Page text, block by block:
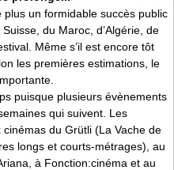
plus un formidable succès public
du Maroc, d’Algérie, de
Même s’il est encore tôt
les premières estimations, le
puisque plusieurs évènements
qui suivent. Les
du Grütli (La Vache de
longs et courts-métrages), au
à Fonction:cinéma et au